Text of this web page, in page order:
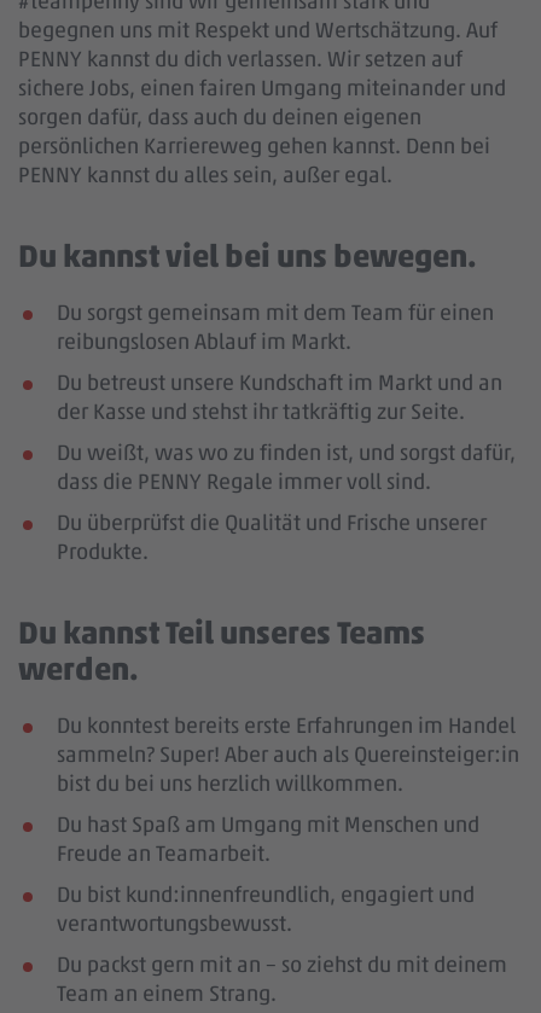
begegnen uns mit Respekt und Wertschätzung. Auf
PENNY kannst du dich verlassen. Wir setzen auf
sichere Jobs, einen fairen Umgang miteinander und
sorgen dafür, dass auch du deinen eigenen
persönlichen Karriereweg gehen kannst. Denn bei
PENNY kannst du alles sein, außer egal.
Du kannst viel bei uns bewegen.
Du sorgst gemeinsam mit dem Team für einen
reibungslosen Ablauf im Markt.
Du betreust unsere Kundschaft im Markt und an
der Kasse und stehst ihr tatkräftig zur Seite.
Du weißt, was wo zu finden ist, und sorgst dafür,
dass die PENNY Regale immer voll sind.
Du überprüfst die Qualität und Frische unserer
Produkte.
Du kannst Teil unseres Teams
werden.
Du konntest bereits erste Erfahrungen im Handel
sammeln? Super! Aber auch als Quereinsteiger:in
bist du bei uns herzlich willkommen.
Du hast Spaß am Umgang mit Menschen und
Freude an Teamarbeit.
Du bist kund:innenfreundlich, engagiert und
verantwortungsbewusst.
Du packst gern mit an – so ziehst du mit deinem
Team an einem Strang.